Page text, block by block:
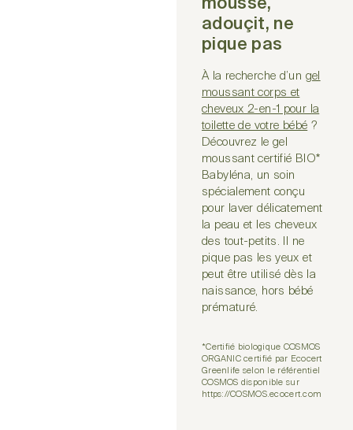
mousse,
adouçit, ne
pique pas
À la recherche d’un gel
moussant corps et
cheveux 2-en-1 pour la
toilette de votre bébé ?
Découvrez le gel
moussant certifié BIO*
Babyléna, un soin
spécialement conçu
pour laver délicatement
la peau et les cheveux
des tout-petits. Il ne
pique pas les yeux et
peut être utilisé dès la
naissance, hors bébé
prématuré.
*Certifié biologique COSMOS
ORGANIC certifié par Ecocert
Greenlife selon le référentiel
COSMOS disponible sur
https://COSMOS.ecocert.com